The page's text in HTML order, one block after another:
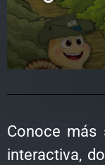
Conoce más
interactiva,